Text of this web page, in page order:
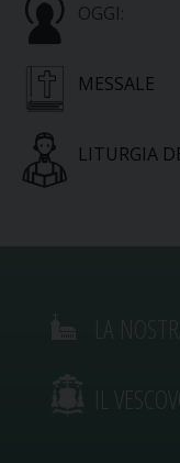
OGGI:
MESSALE
LITURGIA
IL VESCOVO